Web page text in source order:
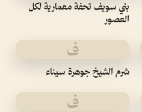
بني سويف تحفة معمارية لكل
العصور
ف
شرم الشيخ جوهرة سيناء
ف